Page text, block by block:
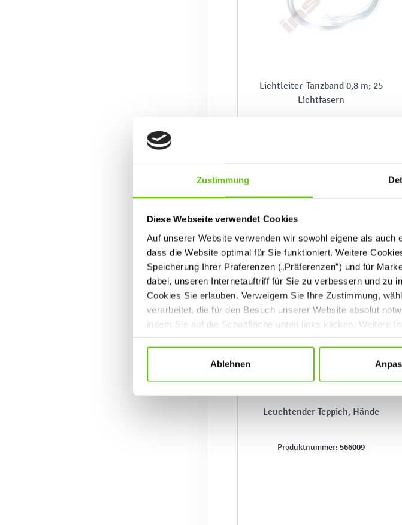
Zustimmung
Diese Webseite verwendet Cookies
Auf unserer Website verwenden wir sowohl eigene als auch
dass die Website optimal für Sie funktioniert. Weitere
Speicherung Ihrer Präferenzen („Präferenzen”) und für
dabei, unseren Internetauftriff für Sie zu verbessern und zu
Cookies Sie erlauben. Verweigern Sie Ihre Zustimmung,
verarbeitet, die für den Besuch unserer Website absolut
indem Sie auf die Schaltfläche unten links klicken. Weitere
Datenschutzrichtlinien.
Ablehnen
Lichtleiter-Tanzband 0,8 m; 25
Lichtfasern
139,90 €
%
Leuchtender Teppich, Hände
Produktnummer: 566009